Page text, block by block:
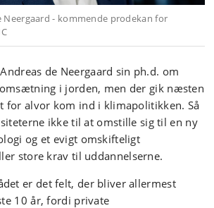
Neergaard - kommende prodekan for
de Neergaard sin ph.d. om
i jorden, men der gik næsten
for alvor kom ind i klimapolitikken. Så
ikke til at omstille sig til en ny
og et evigt omskifteligt
store krav til uddannelserne.
er det felt, der bliver allermest
10 år, fordi private